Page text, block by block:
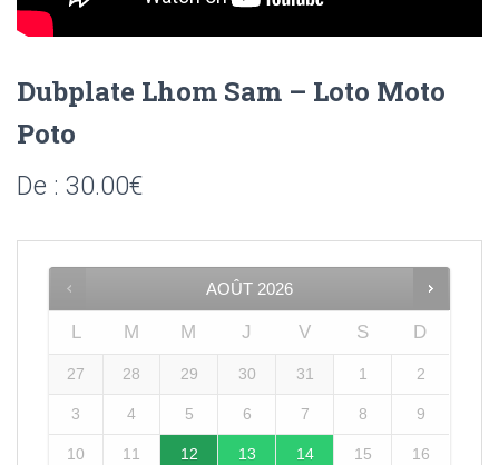
Dubplate Lhom Sam – Loto Moto
Poto
De : 30.00€
AOÛT 2026
L M M J V S D
27 28 29 30 31 1 2
3 4 5 6 7 8 9
10 11 12 13 14 15 16